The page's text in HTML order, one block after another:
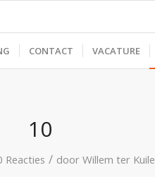
CONTACT VACATURE
10
Reacties / door Willem ter Kuile